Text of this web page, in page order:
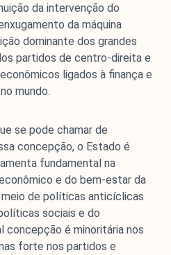
da intervenção do
da máquina
dominante dos grandes
partidos de centro-direita e
ligados à finança e
mundo.
se pode chamar de
concepção, o Estado é
fundamental na
e do bem-estar da
de políticas anticíclicas
sociais e do
concepção é minoritária nos
forte nos partidos e